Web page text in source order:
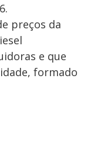
preços da
e que
formado